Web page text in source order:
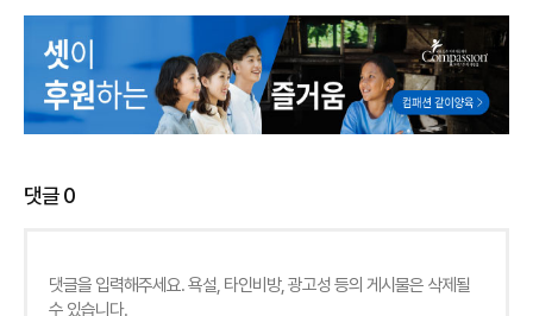
댓글0